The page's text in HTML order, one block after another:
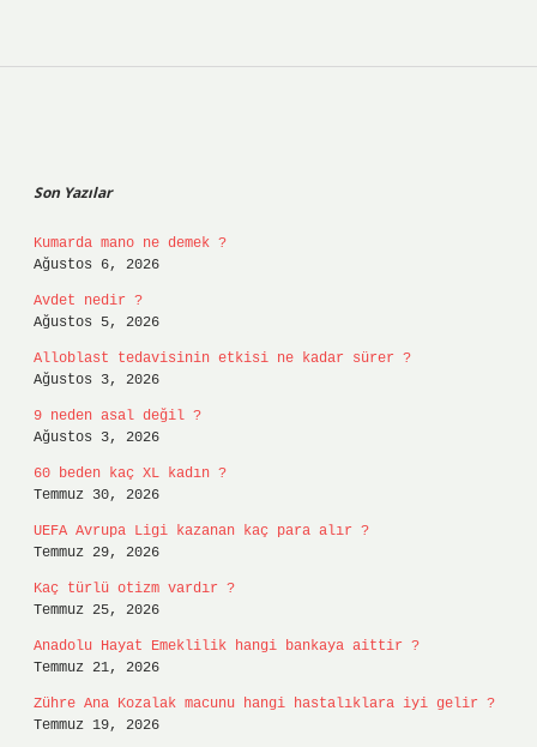
Son Yazılar
Kumarda mano ne demek ?
Ağustos 6, 2026
Avdet nedir ?
Ağustos 5, 2026
Alloblast tedavisinin etkisi ne kadar sürer ?
Ağustos 3, 2026
9 neden asal değil ?
Ağustos 3, 2026
60 beden kaç XL kadın ?
Temmuz 30, 2026
UEFA Avrupa Ligi kazanan kaç para alır ?
Temmuz 29, 2026
Kaç türlü otizm vardır ?
Temmuz 25, 2026
Anadolu Hayat Emeklilik hangi bankaya aittir ?
Temmuz 21, 2026
Zühre Ana Kozalak macunu hangi hastalıklara iyi gelir ?
Temmuz 19, 2026